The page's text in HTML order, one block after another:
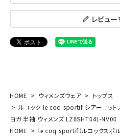
レビュー
HOME ウィメンズウェア
トップス
ルコック le coq sportif シアーニットス
ヨガ 半袖 ウィメンズ LZ6SHT04L-NV00
HOME
le coq sportif（ルコックスポル